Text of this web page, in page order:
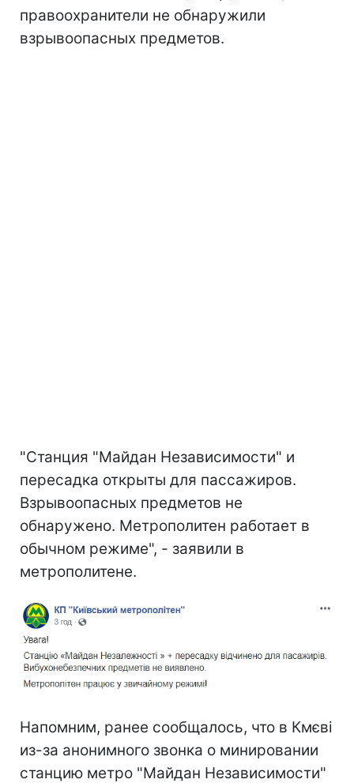
правоохранители не обнаружили
взрывоопасных предметов.
"Станция "Майдан Независимости" и
пересадка открыты для пассажиров.
Взрывоопасных предметов не
обнаружено. Метрополитен работает в
обычном режиме", - заявили в
метрополитене.
Напомним, ранее сообщалось, что в Кмєві
из-за анонимного звонка о минировании
станцию метро "Майдан Независимости"